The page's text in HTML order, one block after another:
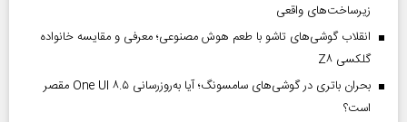
زیرساخت‌های واقعی
انقلاب گوشی‌های تاشو‌ با طعم هوش مصنوعی؛ معرفی و مقایسه خانواده
گلکسی Z۸
بحران باتری در گوشی‌های سامسونگ؛ آیا به‌روزرسانی One UI ۸.۵ مقصر
است؟